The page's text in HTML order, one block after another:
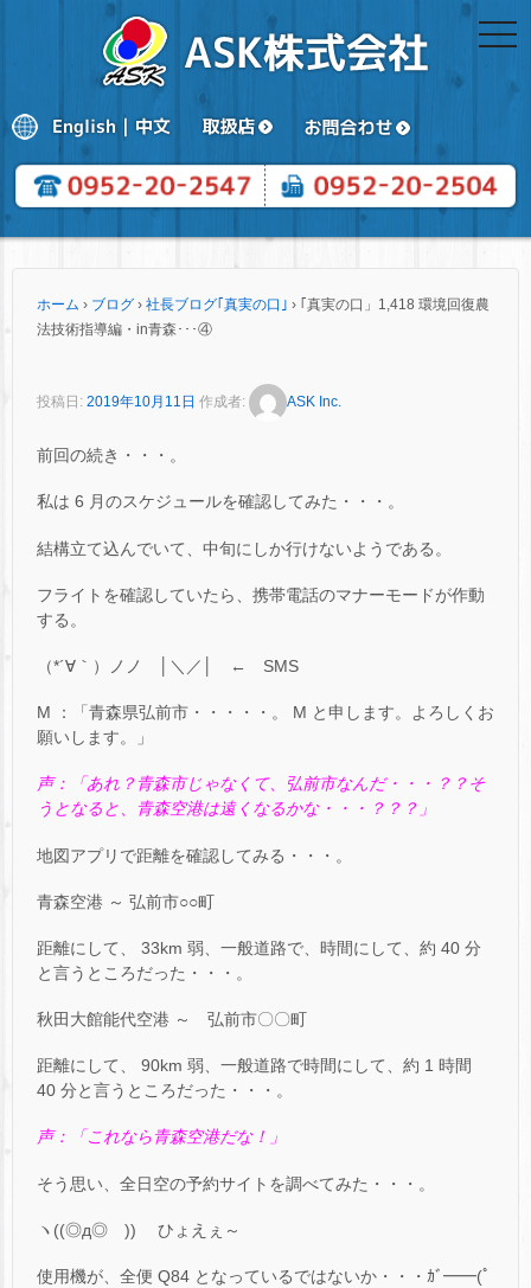
ホーム › ブログ › 社長ブログ｢真実の口｣ › ｢真実の口」1,418 環境回復農
法技術指導編・in青森･･･④
投稿日: 2019年10月11日 作成者: ASK Inc.
前回の続き・・・。
私は 6 月のスケジュールを確認してみた・・・。
結構立て込んでいて、中旬にしか行けないようである。
フライトを確認していたら、携帯電話のマナーモードが作動
する。
（*´∀｀）ノノ │＼／│ ← SMS
M ：「青森県弘前市・・・・・。 M と申します。よろしくお
願いします。」
声：「あれ？青森市じゃなくて、弘前市なんだ・・・？？そ
うとなると、青森空港は遠くなるかな・・・？？？」
地図アプリで距離を確認してみる・・・。
青森空港 ～ 弘前市○○町
距離にして、 33km 弱、一般道路で、時間にして、約 40 分
と言うところだった・・・。
秋田大館能代空港 ～ 弘前市〇〇町
距離にして、 90km 弱、一般道路で時間にして、約 1 時間
40 分と言うところだった・・・。
声：「これなら青森空港だな！」
そう思い、全日空の予約サイトを調べてみた・・・。
ヽ((◎д◎ ))ゝ ひょえぇ～
使用機が、全便 Q84 となっているではないか・・・ｶﾞ━━(ﾟ